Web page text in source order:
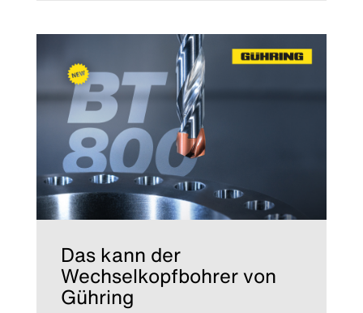
Das kann der
Wechselkopfbohrer von
Gühring